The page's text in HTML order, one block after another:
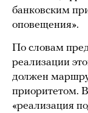
банковским
оповещения».
По словам
реализации
должен
приоритетом.
«реализация